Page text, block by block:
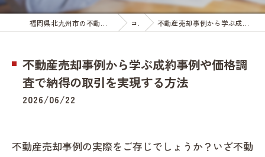
福岡県北九州市の不動産売却なら株式会社Renatusいいね不動産 コラム 不動産売却事例から学ぶ成約事例や価格調査で納得の取引を実現する方法
不動産売却事例から学ぶ成約事例や価格調
査で納得の取引を実現する方法
2026/06/22
不動産売却事例の実際をご存じでしょうか？いざ不動